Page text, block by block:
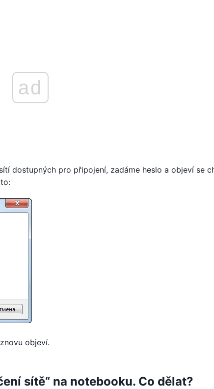
ad
dostupných pro připojení, zadáme heslo a objeví se
objeví.
sítě“ na notebooku. Co dělat?